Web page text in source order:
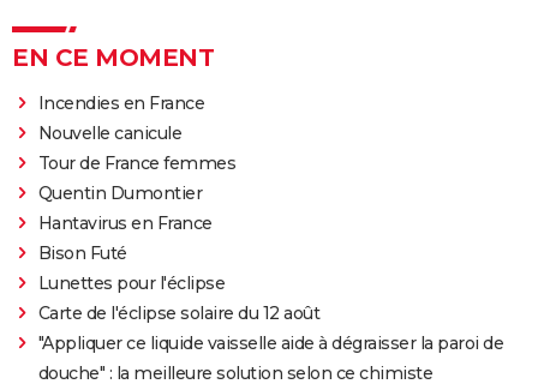
EN CE MOMENT
Incendies en France
Nouvelle canicule
Tour de France femmes
Quentin Dumontier
Hantavirus en France
Bison Futé
Lunettes pour l'éclipse
Carte de l'éclipse solaire du 12 août
"Appliquer ce liquide vaisselle aide à dégraisser la paroi de
douche" : la meilleure solution selon ce chimiste